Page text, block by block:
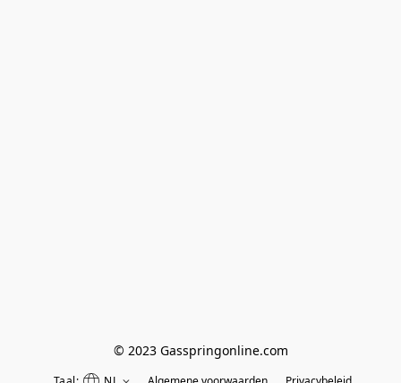
© 2023 Gasspringonline.com